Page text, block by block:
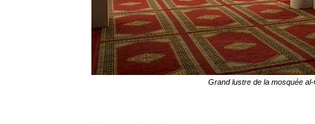
Grand lustre de la mosquée al-